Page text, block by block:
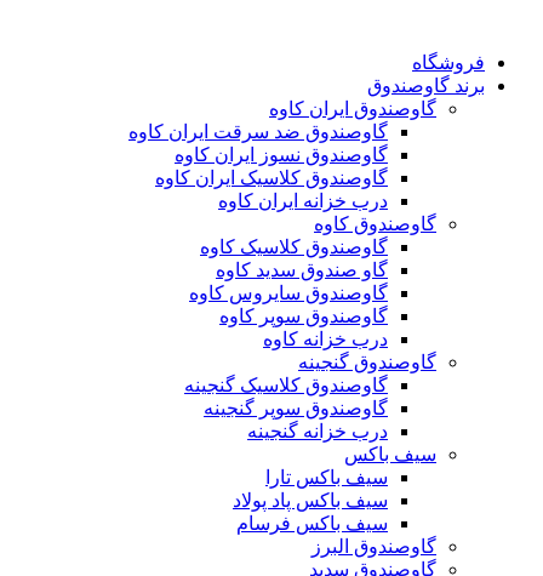
فروشگاه
برند گاوصندوق
گاوصندوق ایران کاوه
گاوصندوق ضد سرقت ایران کاوه
گاوصندوق نسوز ایران کاوه
گاوصندوق کلاسیک ایران کاوه
درب خزانه ایران کاوه
گاوصندوق کاوه
گاوصندوق کلاسیک کاوه
گاو صندوق سدید کاوه
گاوصندوق سایروس کاوه
گاوصندوق سوپر کاوه
درب خزانه کاوه
گاوصندوق گنجینه
گاوصندوق کلاسیک گنجینه
گاوصندوق سوپر گنجینه
درب خزانه گنجینه
سیف باکس
سیف باکس تارا
سیف باکس پاد پولاد
سیف باکس فرسام
گاوصندوق البرز
گاوصندوق سدید